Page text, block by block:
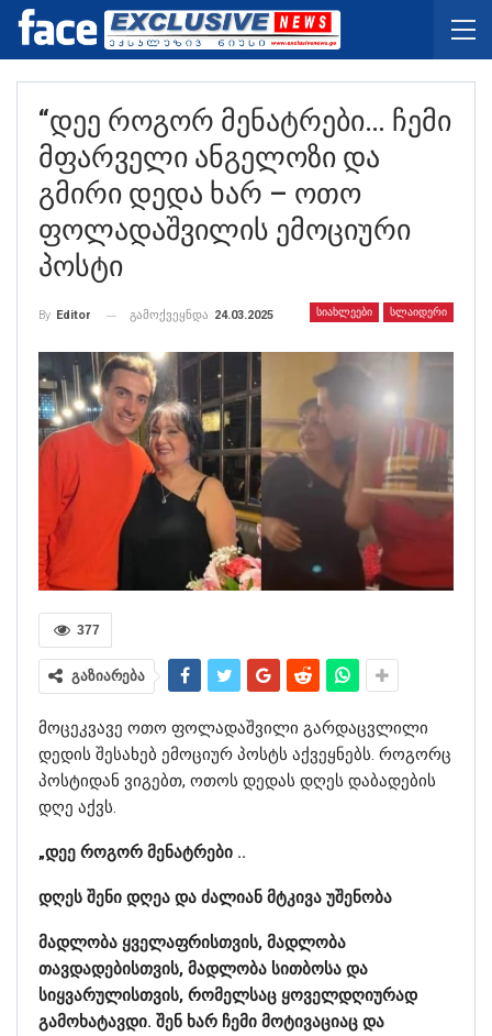
“დეე Როგორ Მენატრები… Ჩემი
Მფარველი Ანგელოზი Და
Გმირი Დედა Ხარ – Ოთო
Ფოლადაშვილის Ემოციური
Პოსტი
ᲡᲘᲐᲮᲚᲔᲔᲑᲘ ᲡᲚᲐᲘᲓᲔᲠᲘ
By Editor გამოქვეყნდა 24.03.2025
377
გაზიარება
მოცეკვავე ოთო ფოლადაშვილი გარდაცვლილი
დედის შესახებ ემოციურ პოსტს აქვეყნებს. როგორც
პოსტიდან ვიგებთ, ოთოს დედას დღეს დაბადების
დღე აქვს.
„დეე როგორ მენატრები ..
დღეს შენი დღეა და ძალიან მტკივა უშენობა
მადლობა ყველაფრისთვის, მადლობა
თავდადებისთვის, მადლობა სითბოსა და
სიყვარულისთვის, რომელსაც ყოველდღიურად
გამოხატავდი. შენ ხარ ჩემი მოტივაციაც და